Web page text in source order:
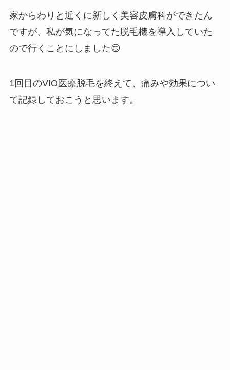
家からわりと近くに新しく美容皮膚科ができたん
ですが、私が気になってた脱毛機を導入していた
ので行くことにしました😊
1回目のVIO医療脱毛を終えて、痛みや効果につい
て記録しておこうと思います。